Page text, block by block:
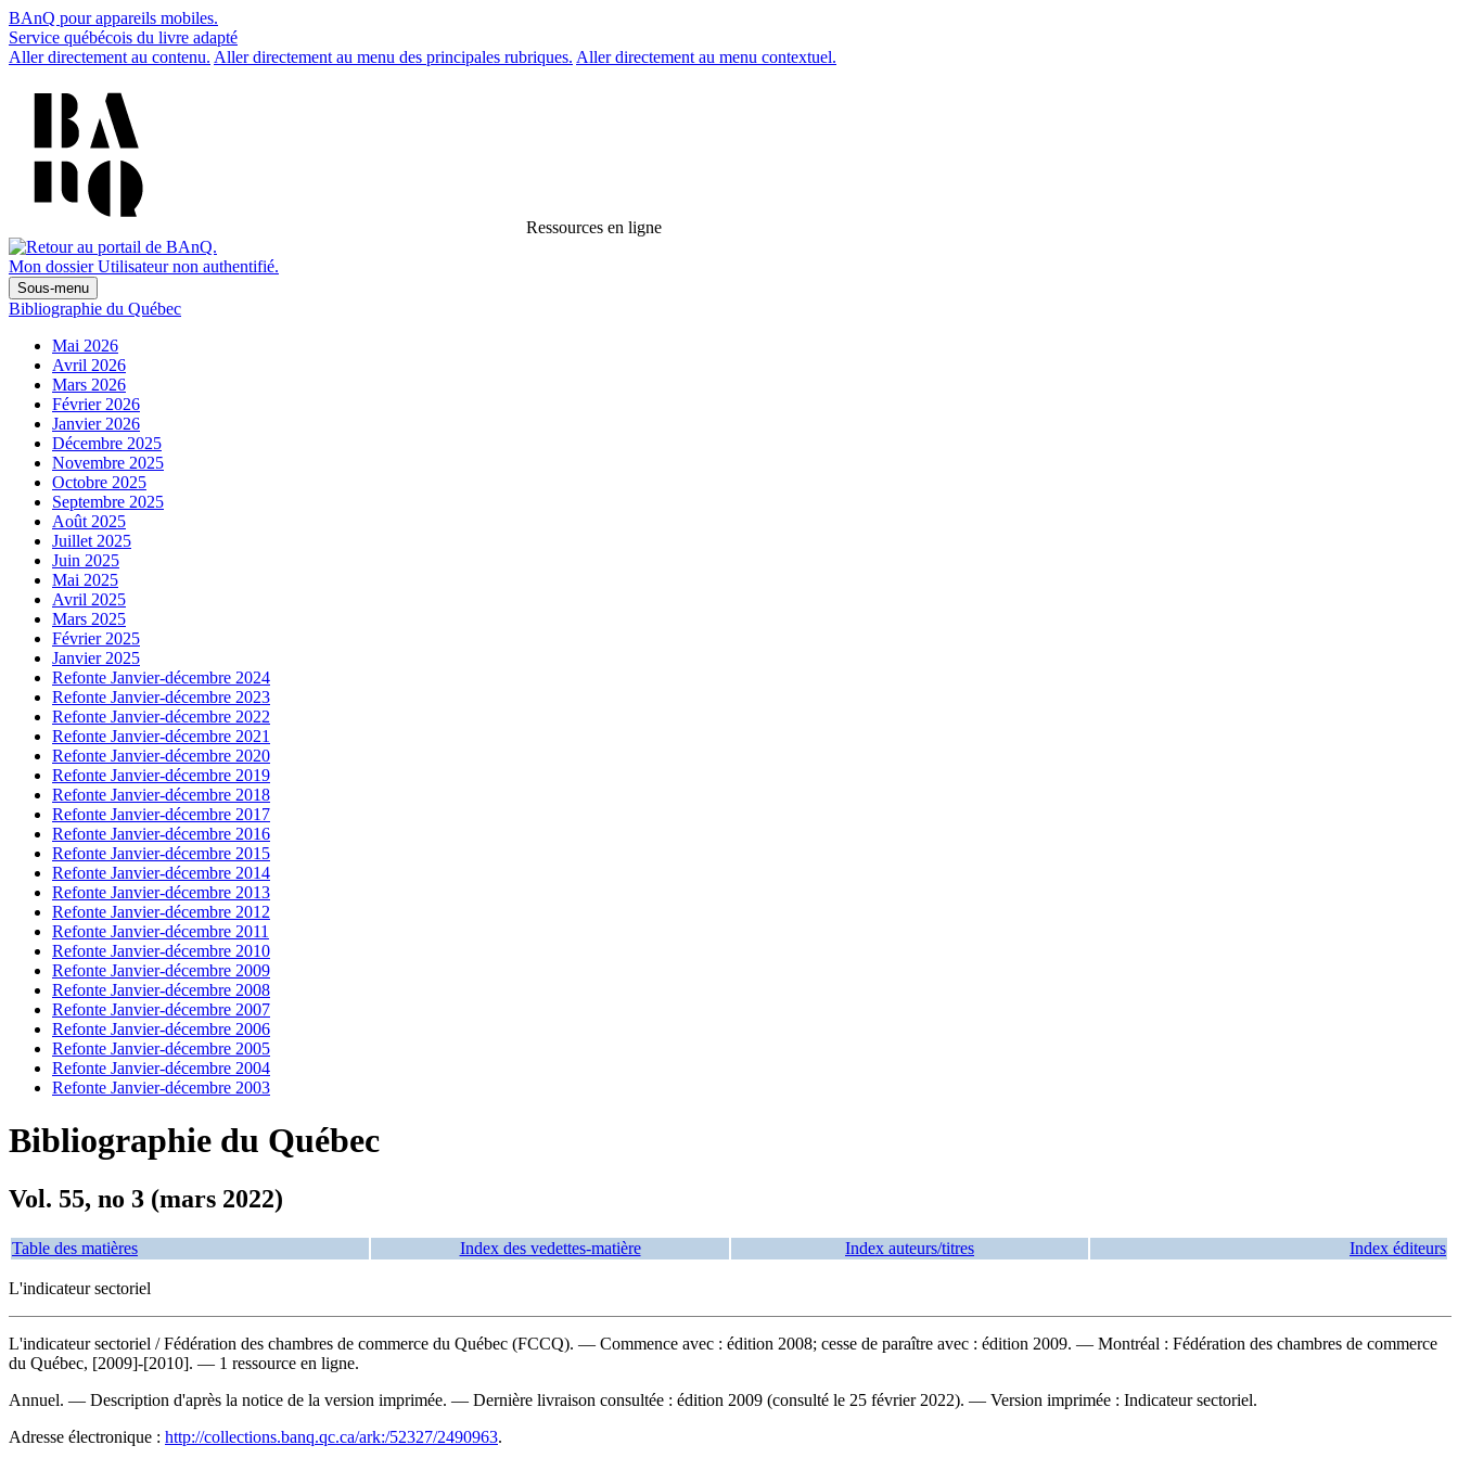
BAnQ pour appareils mobiles.
Service québécois du livre adapté
Aller directement au contenu. Aller directement au menu des principales rubriques. Aller directement au menu contextuel.
Ressources en ligne
Mon dossier Utilisateur non authentifié.
Sous-menu
Bibliographie du Québec
Mai 2026
Avril 2026
Mars 2026
Février 2026
Janvier 2026
Décembre 2025
Novembre 2025
Octobre 2025
Septembre 2025
Août 2025
Juillet 2025
Juin 2025
Mai 2025
Avril 2025
Mars 2025
Février 2025
Janvier 2025
Refonte Janvier-décembre 2024
Refonte Janvier-décembre 2023
Refonte Janvier-décembre 2022
Refonte Janvier-décembre 2021
Refonte Janvier-décembre 2020
Refonte Janvier-décembre 2019
Refonte Janvier-décembre 2018
Refonte Janvier-décembre 2017
Refonte Janvier-décembre 2016
Refonte Janvier-décembre 2015
Refonte Janvier-décembre 2014
Refonte Janvier-décembre 2013
Refonte Janvier-décembre 2012
Refonte Janvier-décembre 2011
Refonte Janvier-décembre 2010
Refonte Janvier-décembre 2009
Refonte Janvier-décembre 2008
Refonte Janvier-décembre 2007
Refonte Janvier-décembre 2006
Refonte Janvier-décembre 2005
Refonte Janvier-décembre 2004
Refonte Janvier-décembre 2003
Bibliographie du Québec
Vol. 55, no 3 (mars 2022)
Table des matières Index des vedettes-matière Index auteurs/titres Index éditeurs
L'indicateur sectoriel
L'indicateur sectoriel / Fédération des chambres de commerce du Québec (FCCQ). — Commence avec : édition 2008; cesse de paraître avec : édition 2009. — Montréal : Fédération des chambres de commerce
du Québec, [2009]-[2010]. — 1 ressource en ligne.
Annuel. — Description d'après la notice de la version imprimée. — Dernière livraison consultée : édition 2009 (consulté le 25 février 2022). — Version imprimée : Indicateur sectoriel.
Adresse électronique : http://collections.banq.qc.ca/ark:/52327/2490963.